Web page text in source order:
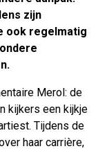
zijn
ook regelmatig
Merol: de
kijkers een kijkje
Tijdens de
haar carrière,